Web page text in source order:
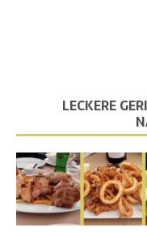
LECKERE